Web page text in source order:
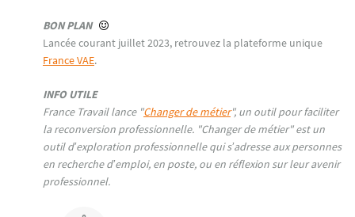
BON PLAN
Lancée courant juillet 2023, retrouvez la plateforme unique
France VAE.
INFO UTILE
France Travail lance "Changer de métier", un outil pour faciliter
la reconversion professionnelle. "Changer de métier" est un
outil d’exploration professionnelle qui s’adresse aux personnes
en recherche d’emploi, en poste, ou en réflexion sur leur avenir
professionnel.